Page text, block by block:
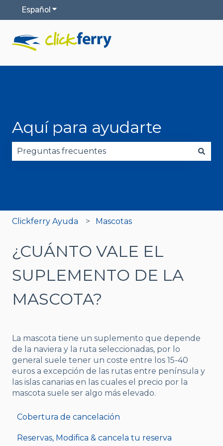
Español Traducciones de Mostrar submenú de
Aquí para ayudarte
Clickferry Ayuda Mascotas
¿CUÁNTO VALE EL
SUPLEMENTO DE LA
MASCOTA?
La mascota tiene un suplemento que depende
de la naviera y la ruta seleccionadas, por lo
general suele tener un coste entre los 15-40
euros a excepción de las rutas entre península y
las islas canarias en las cuales el precio por la
mascota suele ser algo más elevado.
Cobertura de cancelación
Reservas, Modifica & cancela tu reserva